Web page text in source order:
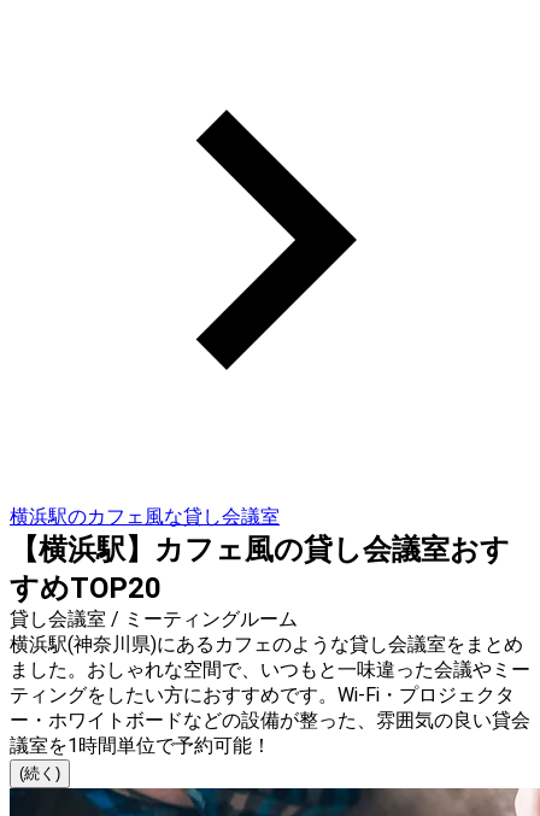
横浜駅のカフェ風な貸し会議室
【横浜駅】カフェ風の貸し会議室おす
すめTOP20
貸し会議室 / ミーティングルーム
横浜駅(神奈川県)にあるカフェのような貸し会議室をまとめ
ました。おしゃれな空間で、いつもと一味違った会議やミー
ティングをしたい方におすすめです。Wi-Fi・プロジェクタ
ー・ホワイトボードなどの設備が整った、雰囲気の良い貸会
議室を1時間単位で予約可能！
(続く)